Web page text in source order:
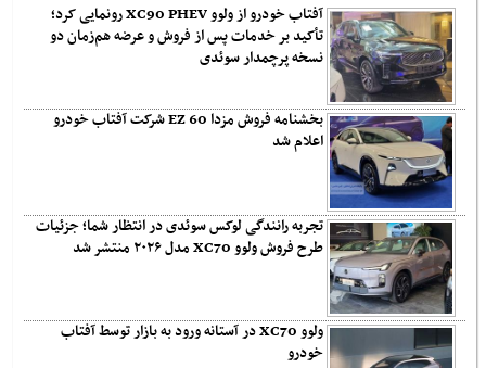
آفتاب خودرو از ولوو XC90 PHEV رونمایی کرد؛
تأکید بر خدمات پس از فروش و عرضه هم‌زمان دو
نسخه پرچمدار سوئدی
بخشنامه فروش مزدا EZ 60 شرکت آفتاب خودرو
اعلام شد
تجربه رانندگی لوکس سوئدی در انتظار شما؛ جزئیات
طرح فروش ولوو XC70 مدل ۲۰۲۶ منتشر شد
ولوو XC70 در آستانه ورود به بازار توسط آفتاب
خودرو